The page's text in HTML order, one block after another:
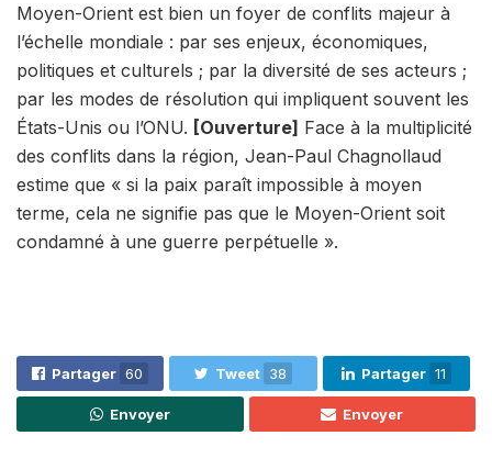
Moyen-Orient est bien un foyer de conflits majeur à
l’échelle mondiale : par ses enjeux, économiques,
politiques et culturels ; par la diversité de ses acteurs ;
par les modes de résolution qui impliquent souvent les
États-Unis ou l’ONU. [Ouverture] Face à la multiplicité
des conflits dans la région, Jean-Paul Chagnollaud
estime que « si la paix paraît impossible à moyen
terme, cela ne signifie pas que le Moyen-Orient soit
condamné à une guerre perpétuelle ».
Partager 60 Tweet 38 Partager 11
Envoyer Envoyer